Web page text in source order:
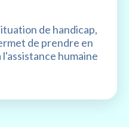
de handicap,
de prendre en
l'assistance humaine